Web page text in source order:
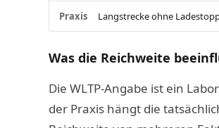
Praxis Langstrecke ohne
Was die Reichweite
Die WLTP-Angabe ist ein
der Praxis hängt die